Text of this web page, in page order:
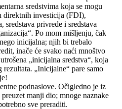
sredstvima koja se mogu
direktnih investicija (FDI),
sredstava privrede i sredstava
Po mom mišljenju, čak
inicijalna; njih bi trebalo
inače će svako naći mnoštvo
„inicijalna sredstva“, koja
rezultata. „Inicijalne“ pare samo
podnaslove. Očigledno je iz
manji dio; mnoge naznake
sve preraditi.